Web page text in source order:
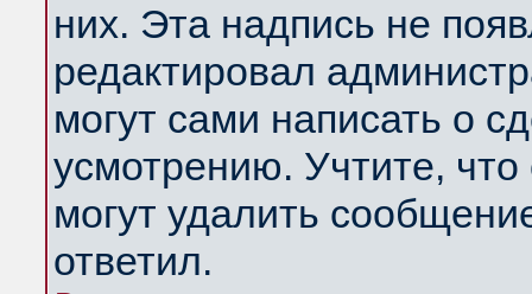
них. Эта надпись не
редактировал
могут сами написать о
усмотрению. Учтите,
могут удалить
ответил.